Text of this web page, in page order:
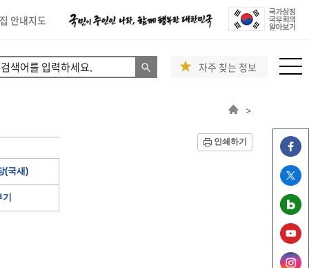
안내지도
자주 찾는 정보
>
인쇄하기
(국새)